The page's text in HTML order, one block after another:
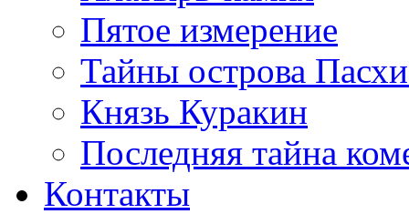
Пятое измерение
Тайны острова
Князь Куракин
Последняя тайна
Контакты